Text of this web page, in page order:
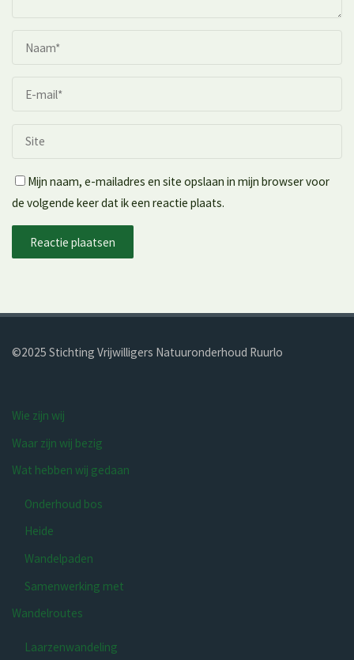
Mijn naam, e-mailadres en site opslaan in mijn browser voor
de volgende keer dat ik een reactie plaats.
©2025 Stichting Vrijwilligers Natuur­onderhoud Ruurlo
Wie zijn wij
Waar zijn wij bezig
Wat hebben wij gedaan
Onderhoud bos
Heide
Wandelpaden
Samenwerking met
Wandelroutes
Laarzenwandeling